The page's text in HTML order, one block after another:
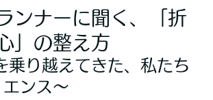
ンナーに聞く、「折
」の整え方
乗り越えてきた、私たち
ンス～